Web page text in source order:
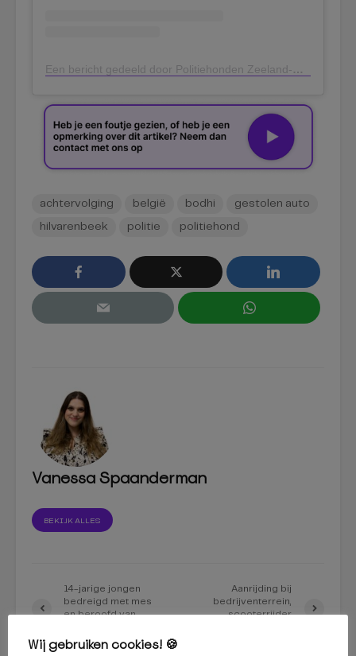
Een bericht gedeeld door Politiehonden Zeeland-West-Brabant (@politiehonden_zwb)
achtervolging belgië bodhi gestolen auto
hilvarenbeek politie politiehond
Vanessa Spaanderman
BEKIJK ALLES
14-jarige jongen
bedreigd met mes
en beroofd van
Aanrijding bij
bedrijventerrein,
scooterrijder
Wij gebruiken cookies! 🍪